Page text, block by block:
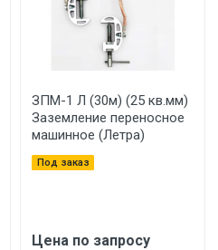
ЗПМ-1 Л (30м) (25 кв.мм)
Заземление переносное
машинное (Летра)
Под заказ
Цена по запросу